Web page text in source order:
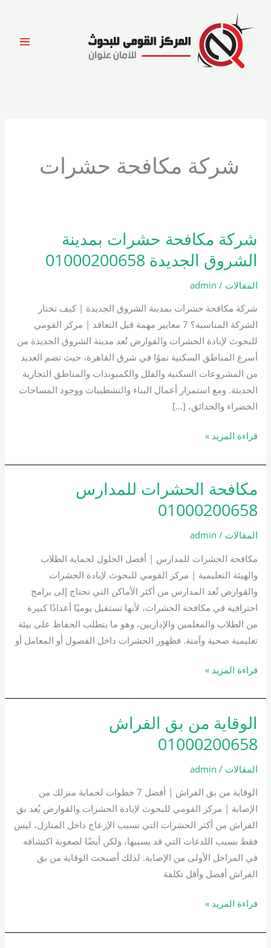
المحتوى
شركة مكافحة حشرات
شركة مكافحة حشرات بمدينة
الشروق الجديدة 01000200658
المقالات /
admin
شركة مكافحة حشرات بمدينة الشروق الجديدة | كيف تختار
الشركة المناسبة؟ 7 معايير مهمة قبل التعاقد | مركز القومي
للبحوث لإبادة الحشرات والقوارض تُعد مدينة الشروق الجديدة من
أسرع المناطق السكنية نموًا في شرق القاهرة، حيث تضم العديد
من المشروعات السكنية والفلل والكمبوندات والمناطق التجارية
الحديثة. ومع استمرار أعمال البناء والتشطيبات ووجود المساحات
الخضراء والحدائق، […]
شركة
مكافحة
حشرات
بمدينة
الجديدة
01000200658
قراءة المزيد »
مكافحة الحشرات للمدارس
01000200658
المقالات /
admin
مكافحة الحشرات للمدارس | أفضل الحلول لحماية الطلاب
والهيئة التعليمية | مركز القومي للبحوث لإبادة الحشرات
والقوارض تُعد المدارس من أكثر الأماكن التي تحتاج إلى برامج
احترافية في مكافحة الحشرات، لأنها تستقبل يوميًا أعدادًا كبيرة
من الطلاب والمعلمين والإداريين، وهو ما يتطلب الحفاظ على بيئة
تعليمية صحية وآمنة. فظهور الحشرات داخل الفصول أو المعامل أو
مكافحة
الحشرات
للمدارس
01000200658
قراءة المزيد »
الوقاية من بق الفراش
01000200658
المقالات /
admin
الوقاية من بق الفراش | أفضل 7 خطوات لحماية منزلك من
الإصابة | مركز القومي للبحوث لإبادة الحشرات والقوارض يُعد بق
الفراش من أكثر الحشرات التي تسبب الإزعاج داخل المنازل، ليس
فقط بسبب اللدغات التي قد يسببها، ولكن أيضًا لصعوبة اكتشافه
في المراحل الأولى من الإصابة. لذلك أصبحت الوقاية من بق
الفراش أفضل وأقل تكلفة
الوقاية
من
بق
الفراش
قراءة المزيد »